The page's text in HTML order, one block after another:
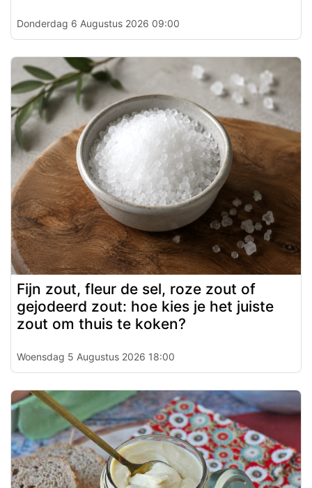
Donderdag 6 Augustus 2026 09:00
Fijn zout, fleur de sel, roze zout of
gejodeerd zout: hoe kies je het juiste
zout om thuis te koken?
Woensdag 5 Augustus 2026 18:00